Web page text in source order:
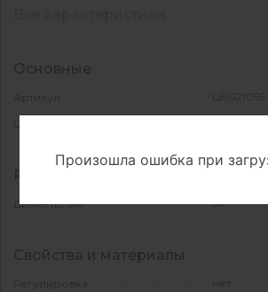
Основные
Артикул ЦБ021099
Размеры
Диаметр, мм 50
Свойства и материалы
Регулировка нет
Произошла ошибка при